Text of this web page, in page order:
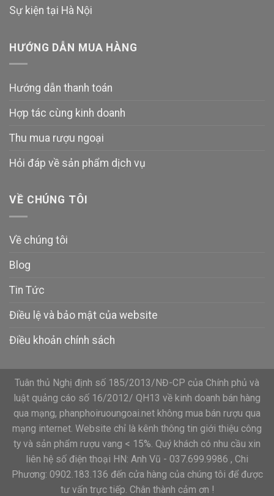
Sự kiện tại Hà Nội
HƯỚNG DẪN MUA HÀNG
Hướng dẫn thanh toán
Hợp tác cùng kinh doanh
Thu mua rượu ngoại
Hỏi đáp về sản phẩm dịch vụ
VỀ CHÚNG TÔI
Về chúng tôi
Blog
Tin Tức
Điều lệ và bảo mật của website
Điều khoản chính sách
Tuân thủ Nghị định số 185/2013/NĐ-CP của Chính phủ và
luật quảng cáo số 16/2012/ QH13 về kinh doanh bán hàng
qua mạng, phanphoiruoungoai.net không mua bán rượu qua
mạng internet. Website chỉ là kênh thông tin giới thiệu công
ty và sản phẩm rượu vang < 15%. Quý khách có nhu cầu xin
liên hệ số điện thoại HN: Anh Vũ - 037.699.9986 , Chi
Phương: 0902.183.136 đến cửa hàng của chúng tôi để được
tư vấn trực tiếp. Chân thành cảm ơn !